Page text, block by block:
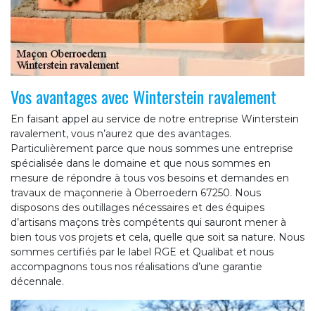
Vos avantages avec Winterstein ravalement
En faisant appel au service de notre entreprise Winterstein
ravalement, vous n’aurez que des avantages.
Particulièrement parce que nous sommes une entreprise
spécialisée dans le domaine et que nous sommes en
mesure de répondre à tous vos besoins et demandes en
travaux de maçonnerie à Oberroedern 67250. Nous
disposons des outillages nécessaires et des équipes
d’artisans maçons très compétents qui sauront mener à
bien tous vos projets et cela, quelle que soit sa nature. Nous
sommes certifiés par le label RGE et Qualibat et nous
accompagnons tous nos réalisations d’une garantie
décennale.